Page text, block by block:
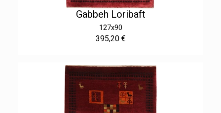
Gabbeh Loribaft
127x90
395,20 €